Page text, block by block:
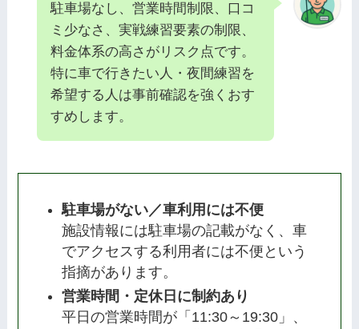
駐車場なし、営業時間制限、口コ
ミ少なさ、実戦練習要素の制限、
料金体系の高さがリスク点です。
特に車で行きたい人・夜間練習を
希望する人は事前確認を強くおす
すめします。
駐車場がない／車利用には不便
施設情報には駐車場の記載がなく、車
でアクセスする利用者には不便という
指摘があります。
営業時間・定休日に制約あり
平日の営業時間が「11:30～19:30」、